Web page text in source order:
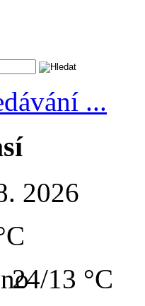
...
2026
24/13 °C